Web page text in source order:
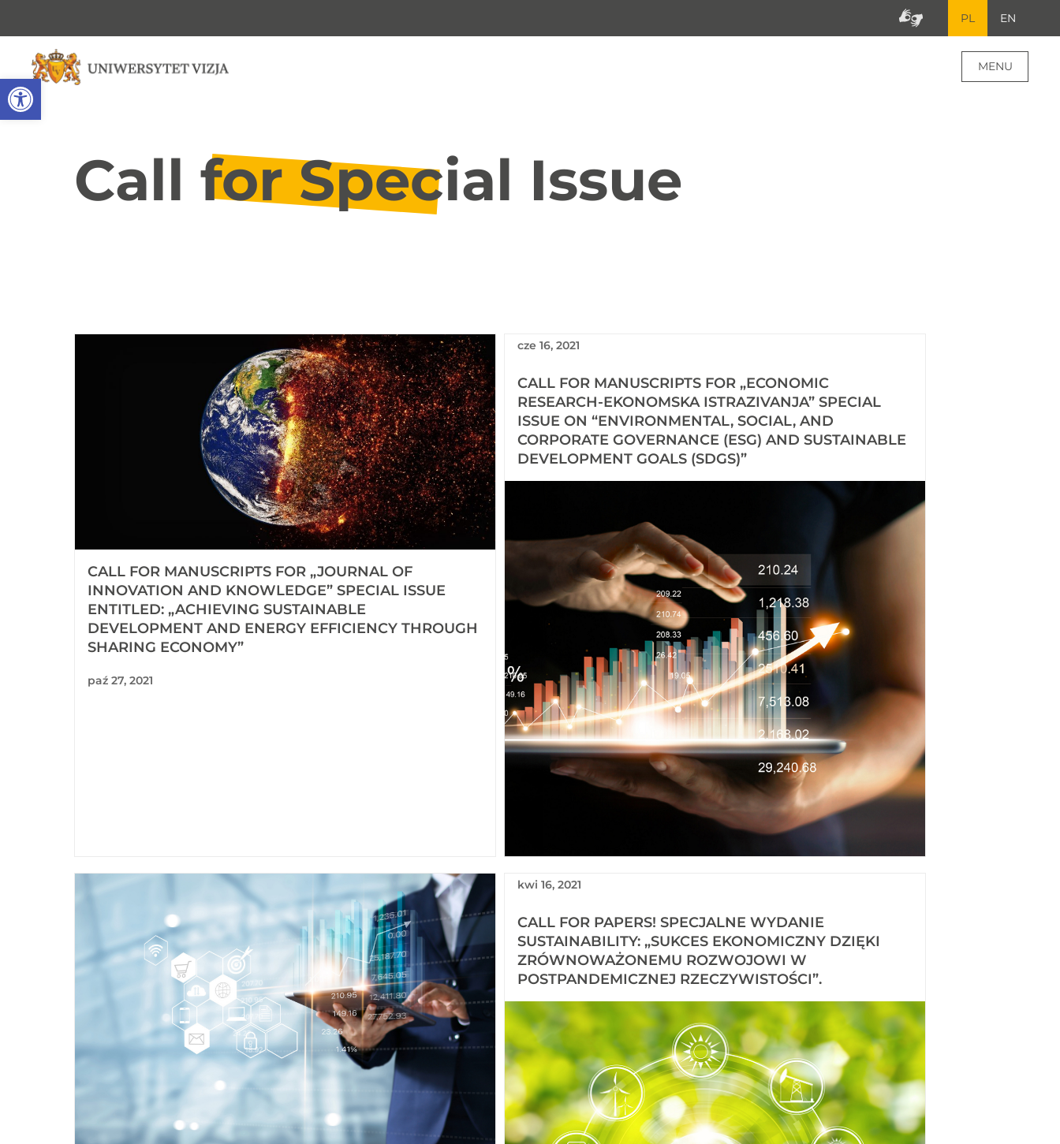
Open toolbar
PL EN
MENU
Call for Special Issue
CALL FOR MANUSCRIPTS FOR „JOURNAL OF
INNOVATION AND KNOWLEDGE” SPECIAL ISSUE
ENTITLED: „ACHIEVING SUSTAINABLE
DEVELOPMENT AND ENERGY EFFICIENCY THROUGH
SHARING ECONOMY”
paź 27, 2021
CALL FOR MANUSCRIPTS FOR „ECONOMIC
RESEARCH-EKONOMSKA ISTRAZIVANJA” SPECIAL
ISSUE ON “ENVIRONMENTAL, SOCIAL, AND
CORPORATE GOVERNANCE (ESG) AND SUSTAINABLE
DEVELOPMENT GOALS (SDGS)”
cze 16, 2021
CALL FOR PAPERS! SPECJALNE WYDANIE
SUSTAINABILITY: „SUKCES EKONOMICZNY DZIĘKI
ZRÓWNOWAŻONEMU ROZWOJOWI W
POSTPANDEMICZNEJ RZECZYWISTOŚCI”.
kwi 16, 2021